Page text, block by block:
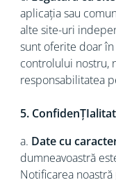
aplicația sau
alte site-uri
sunt oferite doar
controlului nostru,
responsabilitatea
5.
a. Date cu
dumneavoastră
Notificarea